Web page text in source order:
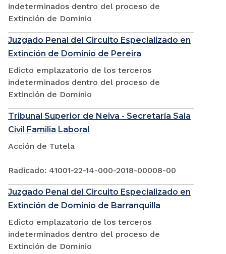
indeterminados dentro del proceso de
Extinción de Dominio
Juzgado Penal del Circuito Especializado en
Extinción de Dominio de Pereira
Edicto emplazatorio de los terceros
indeterminados dentro del proceso de
Extinción de Dominio
Tribunal Superior de Neiva - Secretaría Sala
Civil Familia Laboral
Acción de Tutela
Radicado: 41001-22-14-000-2018-00008-00
Juzgado Penal del Circuito Especializado en
Extinción de Dominio de Barranquilla
Edicto emplazatorio de los terceros
indeterminados dentro del proceso de
Extinción de Dominio